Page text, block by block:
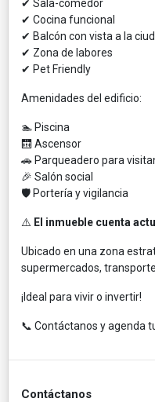
✔ Sala-comedor
✔ Cocina funcional
✔ Balcón con vista a la
✔ Zona de labores
✔ Pet Friendly
Amenidades del edificio:
🏊 Piscina
🛗 Ascensor
🚗 Parqueadero para
🎉 Salón social
🛡 Portería y vigilancia
⚠️ El inmueble cuenta
Ubicado en una zona
supermercados,
¡Ideal para vivir o invertir!
📞 Contáctanos y agenda
Contáctanos